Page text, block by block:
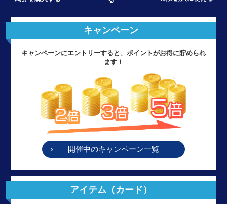
キャンペーン
キャンペーンにエントリーすると、ポイントがお得に貯められ
ます！
開催中のキャンペーン一覧
アイテム（カード）